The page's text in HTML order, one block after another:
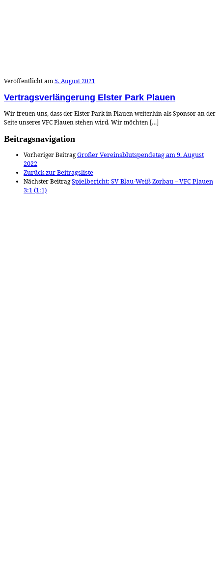
Veröffentlicht am5. August 2021
Vertragsverlängerung Elster Park Plauen
Wir freuen uns, dass der Elster Park in Plauen weiterhin als Sponsor an der
Seite unseres VFC Plauen stehen wird. Wir möchten […]
Beitragsnavigation
Vorheriger BeitragGroßer Vereinsblutspendetag am 9. August
2022
Zurück zur Beitragsliste
Nächster BeitragSpielbericht: SV Blau-Weiß Zorbau – VFC Plauen
3:1 (1:1)